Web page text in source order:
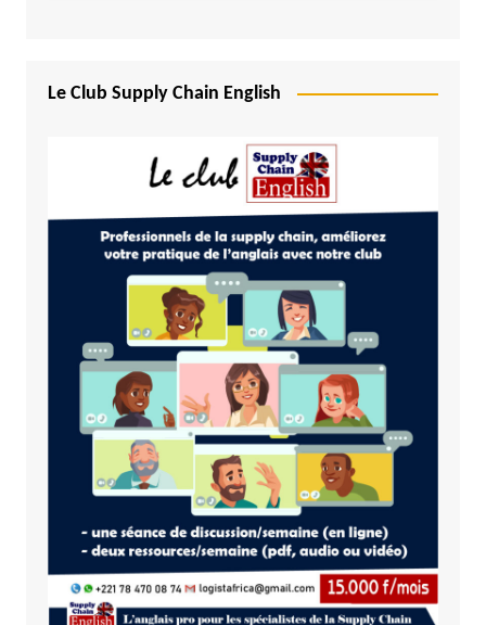
Le Club Supply Chain English